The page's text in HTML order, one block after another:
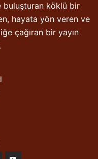
buluşturan köklü bir
hayata yön veren ve
çağıran bir yayın